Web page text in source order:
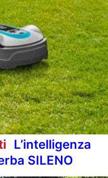
L’intelligenza
SILENO